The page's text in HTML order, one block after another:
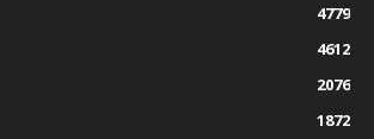
4779
4612
2076
1872